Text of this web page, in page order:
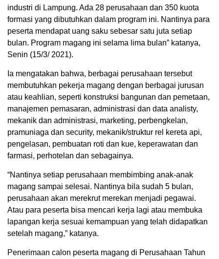
industri di Lampung. Ada 28 perusahaan dan 350 kuota
formasi yang dibutuhkan dalam program ini. Nantinya para
peserta mendapat uang saku sebesar satu juta setiap
bulan. Program magang ini selama lima bulan” katanya,
Senin (15/3/ 2021).
Ia mengatakan bahwa, berbagai perusahaan tersebut
membutuhkan pekerja magang dengan berbagai jurusan
atau keahlian, seperti konstruksi bangunan dan pemetaan,
manajemen pemasaran, administrasi dan data analisty,
mekanik dan administrasi, marketing, perbengkelan,
pramuniaga dan security, mekanik/struktur rel kereta api,
pengelasan, pembuatan roti dan kue, keperawatan dan
farmasi, perhotelan dan sebagainya.
“Nantinya setiap perusahaan membimbing anak-anak
magang sampai selesai. Nantinya bila sudah 5 bulan,
perusahaan akan merekrut merekan menjadi pegawai.
Atau para peserta bisa mencari kerja lagi atau membuka
lapangan kerja sesuai kemampuan yang telah didapatkan
setelah magang,” katanya.
Penerimaan calon peserta magang di Perusahaan Tahun